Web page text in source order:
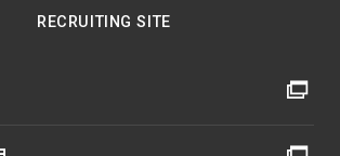
RECRUITING SITE